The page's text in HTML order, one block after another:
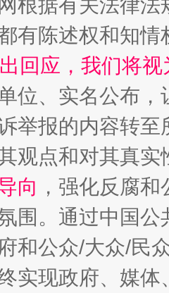
根据有关法律
有陈述权和知情
回应，我们将
位、实名公布
举报的内容转
观点和对其真实
向 ，强化反腐
围。通过中国
和公众/大众/民
实现政府、媒